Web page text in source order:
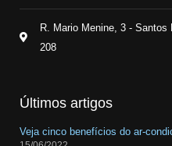
R. Mario Menine, 3 -
208
Últimos artigos
Veja cinco benefícios do ar-